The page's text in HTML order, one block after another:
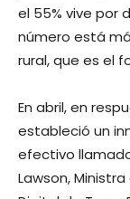
el 55% vive por
número está
rural, que es el
En abril, en
estableció un
efectivo
Lawson,